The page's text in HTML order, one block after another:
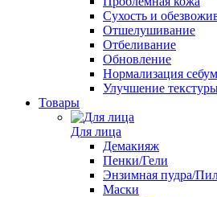
Сухость и
Отшелушивание
Отбеливание
Обновление
Нормализация
Улучшение
Товары
Для лица
Демакияж
Пенки/Гели
Энзимная пудра/
Маски